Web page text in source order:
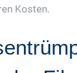
Kosten.